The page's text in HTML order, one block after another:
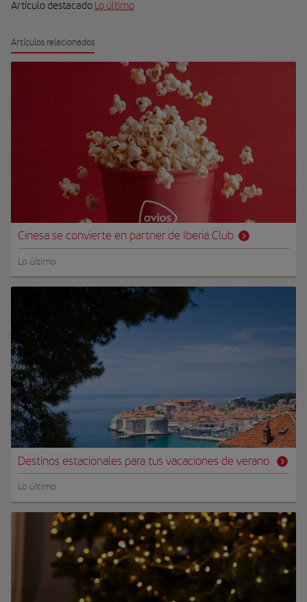
Artículo destacado Lo último
Artículos relacionados
Cinesa se convierte en partner de Iberia Club
Lo último
Destinos estacionales para tus vacaciones de verano
Lo último